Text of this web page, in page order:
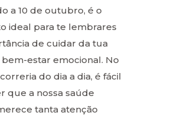
a 10 de outubro, é o
ideal para te lembrares
de cuidar da tua
estar emocional. No
do dia a dia, é fácil
que a nossa saúde
tanta atenção